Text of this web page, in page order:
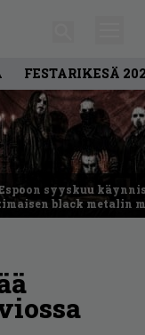
FESTARIKESÄ
syyskuu
black metalin